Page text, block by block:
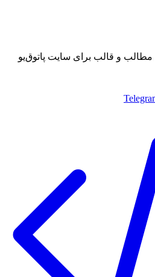
مطالب و قالب برای سایت پاتوق‌یو